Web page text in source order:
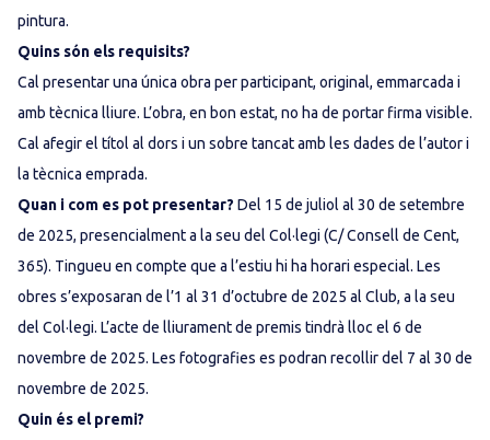
pintura.
Quins són els requisits?
Cal presentar una única obra per participant, original, emmarcada i
amb tècnica lliure. L’obra, en bon estat, no ha de portar firma visible.
Cal afegir el títol al dors i un sobre tancat amb les dades de l’autor i
la tècnica emprada.
Quan i com es pot presentar? Del 15 de juliol al 30 de setembre
de 2025, presencialment a la seu del Col·legi (C/ Consell de Cent,
365). Tingueu en compte que a l’estiu hi ha horari especial. Les
obres s’exposaran de l’1 al 31 d’octubre de 2025 al Club, a la seu
del Col·legi. L’acte de lliurament de premis tindrà lloc el 6 de
novembre de 2025. Les fotografies es podran recollir del 7 al 30 de
novembre de 2025.
Quin és el premi?